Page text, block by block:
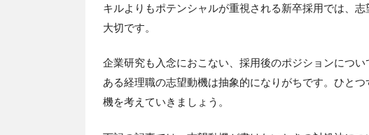
キルよりもポテンシャルが重視される新卒採用では、
大切です。
企業研究も入念におこない、採用後のポジションにつ
ある経理職の志望動機は抽象的になりがちです。ひと
機を考えていきましょう。